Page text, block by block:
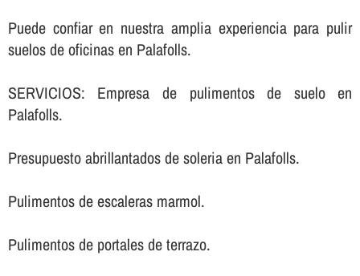
Puede confiar en nuestra amplia experiencia para pulir
suelos de oficinas en Palafolls.
SERVICIOS: Empresa de pulimentos de suelo en
Palafolls.
Presupuesto abrillantados de soleria en Palafolls.
Pulimentos de escaleras marmol.
Pulimentos de portales de terrazo.